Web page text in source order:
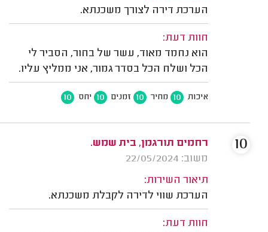
הערכת דירה לצורך משכנתא.
חוות דעת:
הוא נחמד מאוד, עשר של בחור, הסביר לי
הכל ושלח הכל בסדר גמור, אני ממליץ עליו.
איכות 10 מחיר 10 זמנים 10 יחס 10
רחמים תורגמן, בית שמש.
משוב: 22/05/2024
תיאור השירות:
הערכת שווי לדירה לקבלת משכנתא.
חוות דעת:
10